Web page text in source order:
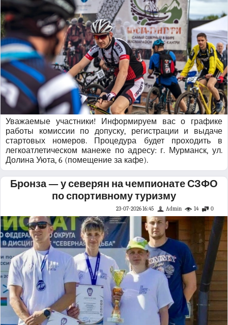
Уважаемые участники! Информируем вас о графике
работы комиссии по допуску, регистрации и выдаче
стартовых номеров. Процедура будет проходить в
легкоатлетическом манеже по адресу: г. Мурманск, ул.
Долина Уюта, 6 (помещение за кафе).
Бронза — у северян на чемпионате СЗФО
по спортивному туризму
0
14
Admin
23-07-2026 16:45